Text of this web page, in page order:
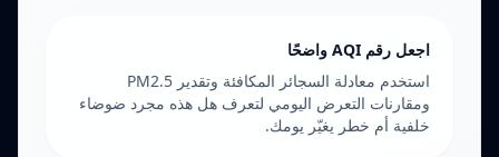
اجعل رقم AQI واضحًا
استخدم معادلة السجائر المكافئة وتقدير PM2.5
ومقارنات التعرض اليومي لتعرف هل هذه مجرد ضوضاء
خلفية أم خطر يغيّر يومك.